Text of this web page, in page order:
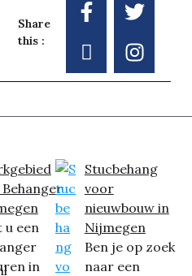
Share
this :
Behanger
u een
in
Stucbehang
voor
nieuwbouw in
Nijmegen
Ben je op zoek
naar een